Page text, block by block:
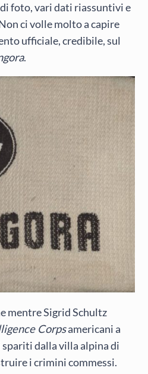
foto, vari dati riassuntivi e
ci volle molto a capire
ufficiale, credibile, sul
.
mentre Sigrid Schultz
Corpsamericani a
dalla villa alpina di
i crimini commessi.